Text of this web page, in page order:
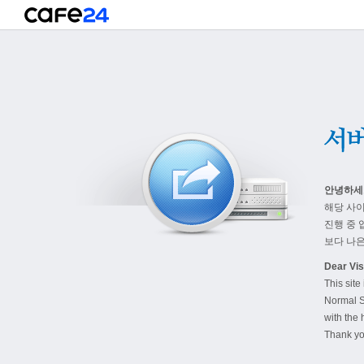
안녕하
해당 사
진행 중
보다 나
Dear
This site
Normal
with the
Thank